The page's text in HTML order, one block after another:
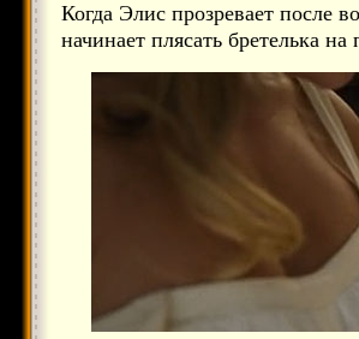
Когда Элис прозревает после
начинает плясать бретелька на